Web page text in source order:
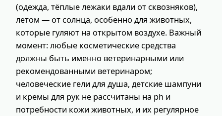
(одежда, тёплые лежаки вдали от сквозняков),
летом — от солнца, особенно для животных,
которые гуляют на открытом воздухе. Важный
момент: любые косметические средства
должны быть именно ветеринарными или
рекомендованными ветеринаром;
человеческие гели для душа, детские шампуни
и кремы для рук не рассчитаны на ph и
потребности кожи животных, и их регулярное